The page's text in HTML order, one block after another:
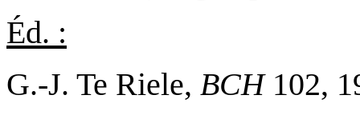
Éd. :
G.-J. Te Riele, BCH102,